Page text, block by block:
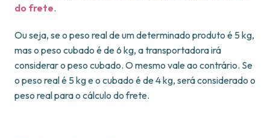
do frete.
Ou seja, se o peso real de um determinado produto é 5 kg,
mas o peso cubado é de 6 kg, a transportadora irá
considerar o peso cubado. O mesmo vale ao contrário. Se
o peso real é 5 kg e o cubado é de 4 kg, será considerado o
peso real para o cálculo do frete.